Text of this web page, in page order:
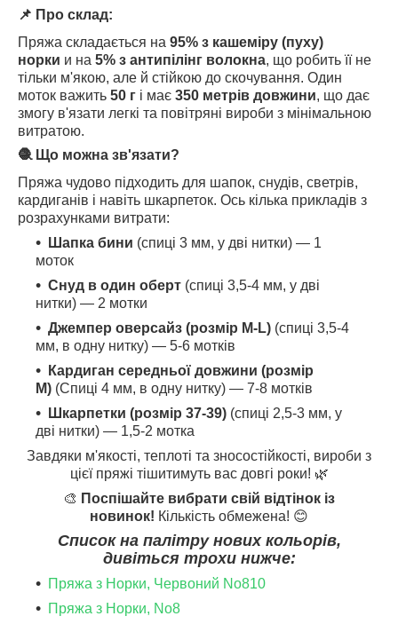
📌 Про склад:
Пряжа складається на 95% з кашеміру (пуху)
норки и на 5% з антипілінг волокна, що робить її не
тільки м'якою, але й стійкою до скочування. Один
моток важить 50 г і має 350 метрів довжини, що дає
змогу в'язати легкі та повітряні вироби з мінімальною
витратою.
🧶 Що можна зв'язати?
Пряжа чудово підходить для шапок, снудів, светрів,
кардиганів і навіть шкарпеток. Ось кілька прикладів з
розрахунками витрати:
Шапка бини (спиці 3 мм, у дві нитки) — 1
моток
Снуд в один оберт (спиці 3,5-4 мм, у дві
нитки) — 2 мотки
Джемпер оверсайз (розмір M-L) (спиці 3,5-4
мм, в одну нитку) — 5-6 мотків
Кардиган середньої довжини (розмір
M) (Спиці 4 мм, в одну нитку) — 7-8 мотків
Шкарпетки (розмір 37-39) (спиці 2,5-3 мм, у
дві нитки) — 1,5-2 мотка
Завдяки м'якості, теплоті та зносостійкості, вироби з
цієї пряжі тішитимуть вас довгі роки! 🌿
🎨 Поспішайте вибрати свій відтінок із
новинок! Кількість обмежена! 😊
Список на палітру нових кольорів,
дивіться трохи нижче:
Пряжа з Норки, Червоний No810
Пряжа з Норки, No8